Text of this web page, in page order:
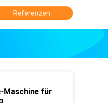
Referenzen
Maschine für